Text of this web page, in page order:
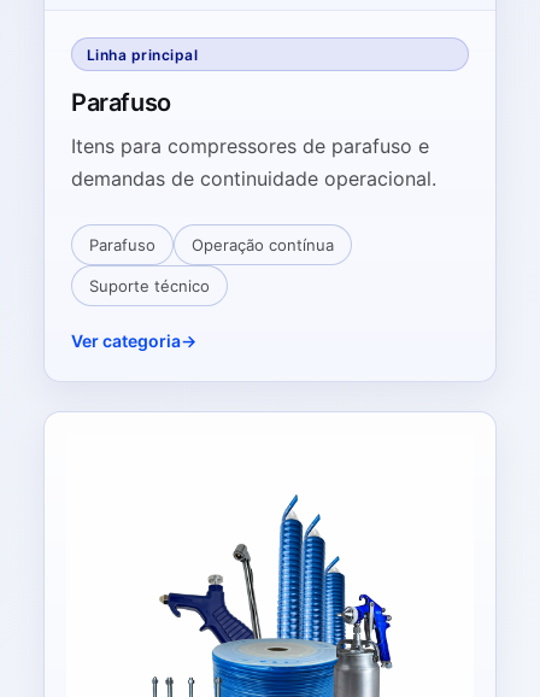
Linha principal
Parafuso
Itens para compressores de parafuso e
demandas de continuidade operacional.
Parafuso Operação contínua
Suporte técnico
Ver categoria